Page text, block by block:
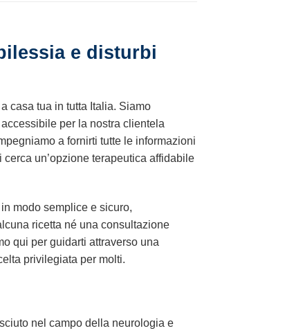
e disturbi
casa tua in tutta Italia. Siamo
per la nostra clientela
a fornirti tutte le informazioni
un’opzione terapeutica affidabile
in modo semplice e sicuro,
ricetta né una consultazione
qui per guidarti attraverso una
privilegiata per molti.
nel campo della neurologia e